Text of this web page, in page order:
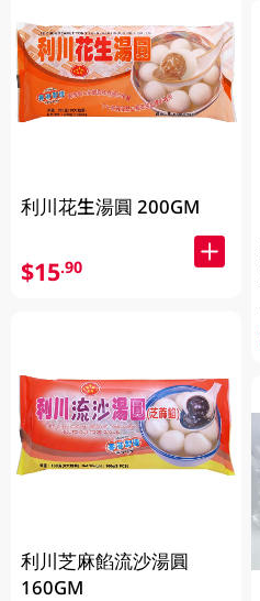
利川花生湯圓 200GM
$15.90
利川芝麻餡流沙湯圓
160GM